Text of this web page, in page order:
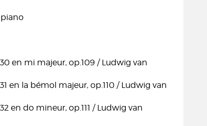
piano
en mi majeur, op.109 / Ludwig van
en la bémol majeur, op.110 / Ludwig van
en do mineur, op.111 / Ludwig van